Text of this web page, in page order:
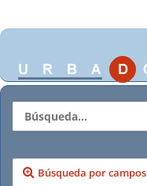
Búsqueda por campos